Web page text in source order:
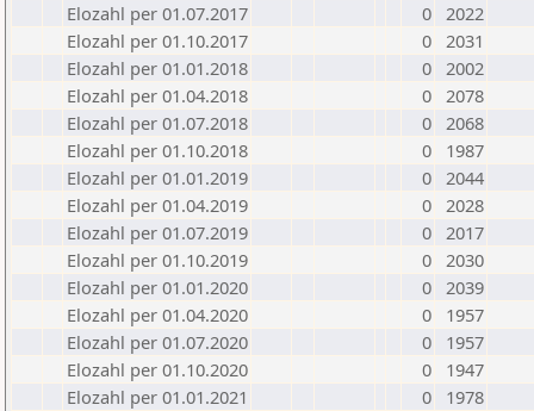
Elozahl per 01.07.2017
0 2022
Elozahl per 01.10.2017
0 2031
Elozahl per 01.01.2018
0 2002
Elozahl per 01.04.2018
0 2078
Elozahl per 01.07.2018
0 2068
Elozahl per 01.10.2018
0
1987
Elozahl per 01.01.2019
0 2044
Elozahl per 01.04.2019
0 2028
Elozahl per 01.07.2019
0 2017
Elozahl per 01.10.2019
0 2030
Elozahl per 01.01.2020
0 2039
Elozahl per 01.04.2020
0
1957
Elozahl per 01.07.2020
0
1957
Elozahl per 01.10.2020
0
1947
Elozahl per 01.01.2021
0
1978